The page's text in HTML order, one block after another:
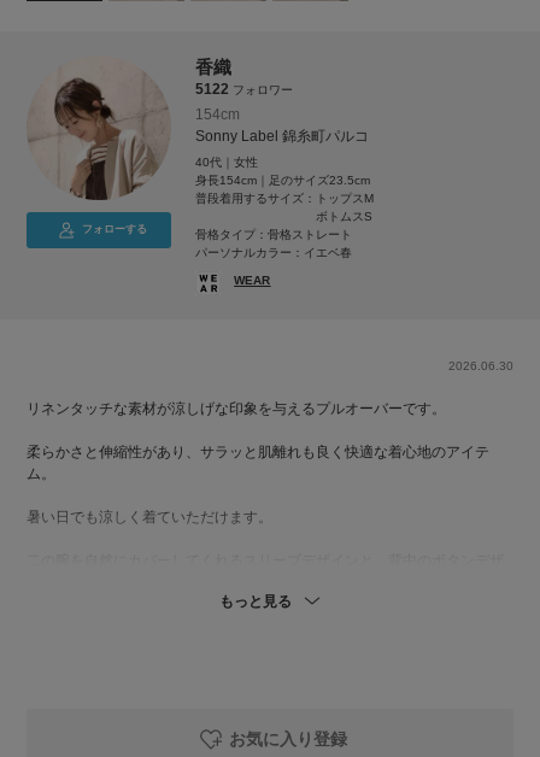
フォローする
香織
5122 フォロワー
154cm
Sonny Label 錦糸町パルコ
40代｜女性
身長154cm｜足のサイズ23.5cm
普段着用するサイズ：
トップスM
ボトムスS
骨格タイプ：骨格ストレート
パーソナルカラー：イエベ春
WEAR
2026.06.30
リネンタッチな素材が涼しげな印象を与えるプルオーバーです。
柔らかさと伸縮性があり、サラッと肌離れも良く快適な着心地のアイテ
ム。
暑い日でも涼しく着ていただけます。
もっと見る
お気に入り登録